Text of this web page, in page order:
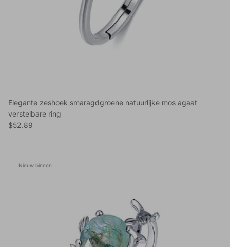
Elegante zeshoek smaragdgroene natuurlijke mos agaat
verstelbare ring
Reguliere prijs
$52.89
Nieuw binnen